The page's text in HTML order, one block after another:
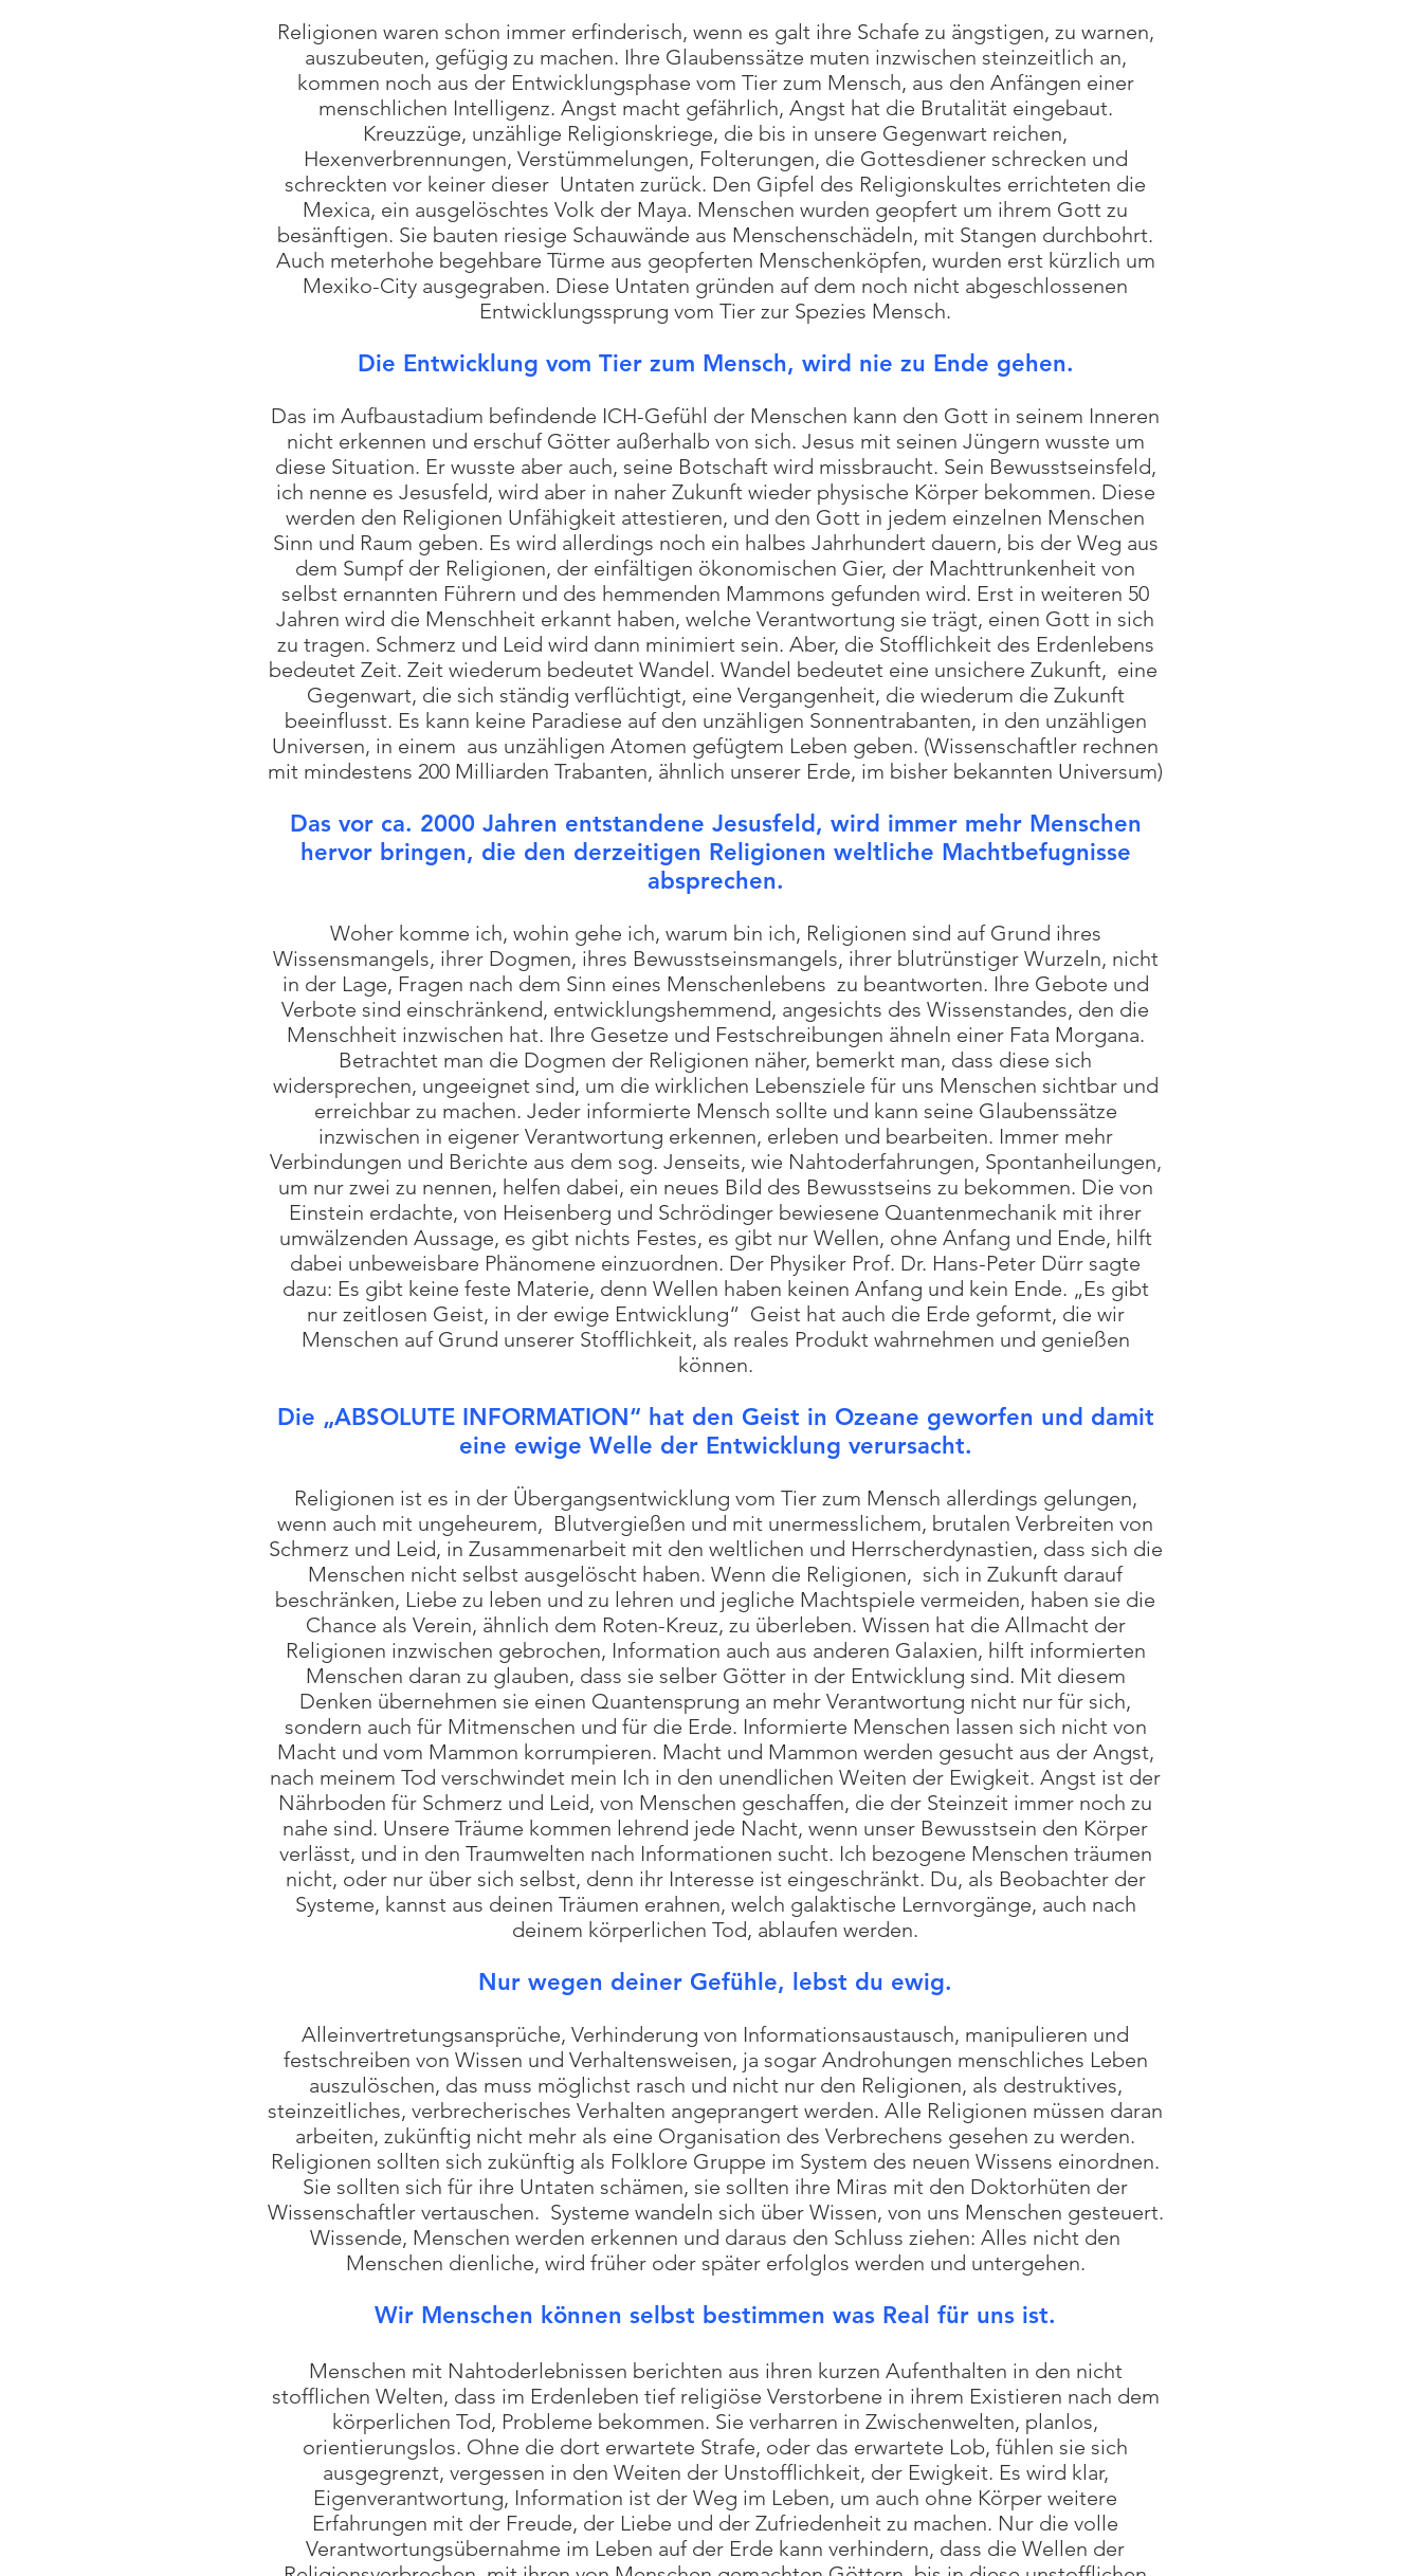
Religionen waren schon immer erfinderisch, wenn es galt ihre Schafe zu ängstigen, zu warnen,
auszubeuten, gefügig zu machen. Ihre Glaubenssätze muten inzwischen steinzeitlich an,
kommen noch aus der Entwicklungsphase vom Tier zum Mensch, aus den Anfängen einer
menschlichen Intelligenz. Angst macht gefährlich, Angst hat die Brutalität eingebaut.
Kreuzzüge, unzählige Religionskriege, die bis in unsere Gegenwart reichen,
Hexenverbrennungen, Verstümmelungen, Folterungen, die Gottesdiener schrecken und
schreckten vor keiner dieser Untaten zurück. Den Gipfel des Religionskultes errichteten die
Mexica, ein ausgelöschtes Volk der Maya. Menschen wurden geopfert um ihrem Gott zu
besänftigen. Sie bauten riesige Schauwände aus Menschenschädeln, mit Stangen durchbohrt.
Auch meterhohe begehbare Türme aus geopferten Menschenköpfen, wurden erst kürzlich um
Mexiko-City ausgegraben. Diese Untaten gründen auf dem noch nicht abgeschlossenen
Entwicklungssprung vom Tier zur Spezies Mensch.
Die Entwicklung vom Tier zum Mensch, wird nie zu Ende gehen.
Das im Aufbaustadium befindende ICH-Gefühl der Menschen kann den Gott in seinem Inneren
nicht erkennen und erschuf Götter außerhalb von sich. Jesus mit seinen Jüngern wusste um
diese Situation. Er wusste aber auch, seine Botschaft wird missbraucht. Sein Bewusstseinsfeld,
ich nenne es Jesusfeld, wird aber in naher Zukunft wieder physische Körper bekommen. Diese
werden den Religionen Unfähigkeit attestieren, und den Gott in jedem einzelnen Menschen
Sinn und Raum geben. Es wird allerdings noch ein halbes Jahrhundert dauern, bis der Weg aus
dem Sumpf der Religionen, der einfältigen ökonomischen Gier, der Machttrunkenheit von
selbst ernannten Führern und des hemmenden Mammons gefunden wird. Erst in weiteren 50
Jahren wird die Menschheit erkannt haben, welche Verantwortung sie trägt, einen Gott in sich
zu tragen. Schmerz und Leid wird dann minimiert sein. Aber, die Stofflichkeit des Erdenlebens
bedeutet Zeit. Zeit wiederum bedeutet Wandel. Wandel bedeutet eine unsichere Zukunft, eine
Gegenwart, die sich ständig verflüchtigt, eine Vergangenheit, die wiederum die Zukunft
beeinflusst. Es kann keine Paradiese auf den unzähligen Sonnentrabanten, in den unzähligen
Universen, in einem aus unzähligen Atomen gefügtem Leben geben. (Wissenschaftler rechnen
mit mindestens 200 Milliarden Trabanten, ähnlich unserer Erde, im bisher bekannten Universum)
Das vor ca. 2000 Jahren entstandene Jesusfeld, wird immer mehr Menschen
hervor bringen, die den derzeitigen Religionen weltliche Machtbefugnisse
absprechen.
Woher komme ich, wohin gehe ich, warum bin ich, Religionen sind auf Grund ihres
Wissensmangels, ihrer Dogmen, ihres Bewusstseinsmangels, ihrer blutrünstiger Wurzeln, nicht
in der Lage, Fragen nach dem Sinn eines Menschenlebens zu beantworten. Ihre Gebote und
Verbote sind einschränkend, entwicklungshemmend, angesichts des Wissenstandes, den die
Menschheit inzwischen hat. Ihre Gesetze und Festschreibungen ähneln einer Fata Morgana.
Betrachtet man die Dogmen der Religionen näher, bemerkt man, dass diese sich
widersprechen, ungeeignet sind, um die wirklichen Lebensziele für uns Menschen sichtbar und
erreichbar zu machen. Jeder informierte Mensch sollte und kann seine Glaubenssätze
inzwischen in eigener Verantwortung erkennen, erleben und bearbeiten. Immer mehr
Verbindungen und Berichte aus dem sog. Jenseits, wie Nahtoderfahrungen, Spontanheilungen,
um nur zwei zu nennen, helfen dabei, ein neues Bild des Bewusstseins zu bekommen. Die von
Einstein erdachte, von Heisenberg und Schrödinger bewiesene Quantenmechanik mit ihrer
umwälzenden Aussage, es gibt nichts Festes, es gibt nur Wellen, ohne Anfang und Ende, hilft
dabei unbeweisbare Phänomene einzuordnen. Der Physiker Prof. Dr. Hans-Peter Dürr sagte
dazu: Es gibt keine feste Materie, denn Wellen haben keinen Anfang und kein Ende. „Es gibt
nur zeitlosen Geist, in der ewige Entwicklung“ Geist hat auch die Erde geformt, die wir
Menschen auf Grund unserer Stofflichkeit, als reales Produkt wahrnehmen und genießen
können.
Die „ABSOLUTE INFORMATION“ hat den Geist in Ozeane geworfen und damit
eine ewige Welle der Entwicklung verursacht.
Religionen ist es in der Übergangsentwicklung vom Tier zum Mensch allerdings gelungen,
wenn auch mit ungeheurem, Blutvergießen und mit unermesslichem, brutalen Verbreiten von
Schmerz und Leid, in Zusammenarbeit mit den weltlichen und Herrscherdynastien, dass sich die
Menschen nicht selbst ausgelöscht haben. Wenn die Religionen, sich in Zukunft darauf
beschränken, Liebe zu leben und zu lehren und jegliche Machtspiele vermeiden, haben sie die
Chance als Verein, ähnlich dem Roten-Kreuz, zu überleben. Wissen hat die Allmacht der
Religionen inzwischen gebrochen, Information auch aus anderen Galaxien, hilft informierten
Menschen daran zu glauben, dass sie selber Götter in der Entwicklung sind. Mit diesem
Denken übernehmen sie einen Quantensprung an mehr Verantwortung nicht nur für sich,
sondern auch für Mitmenschen und für die Erde. Informierte Menschen lassen sich nicht von
Macht und vom Mammon korrumpieren. Macht und Mammon werden gesucht aus der Angst,
nach meinem Tod verschwindet mein Ich in den unendlichen Weiten der Ewigkeit. Angst ist der
Nährboden für Schmerz und Leid, von Menschen geschaffen, die der Steinzeit immer noch zu
nahe sind. Unsere Träume kommen lehrend jede Nacht, wenn unser Bewusstsein den Körper
verlässt, und in den Traumwelten nach Informationen sucht. Ich bezogene Menschen träumen
nicht, oder nur über sich selbst, denn ihr Interesse ist eingeschränkt. Du, als Beobachter der
Systeme, kannst aus deinen Träumen erahnen, welch galaktische Lernvorgänge, auch nach
deinem körperlichen Tod, ablaufen werden.
Nur wegen deiner Gefühle, lebst du ewig.
Alleinvertretungsansprüche, Verhinderung von Informationsaustausch, manipulieren und
festschreiben von Wissen und Verhaltensweisen, ja sogar Androhungen menschliches Leben
auszulöschen, das muss möglichst rasch und nicht nur den Religionen, als destruktives,
steinzeitliches, verbrecherisches Verhalten angeprangert werden. Alle Religionen müssen daran
arbeiten, zukünftig nicht mehr als eine Organisation des Verbrechens gesehen zu werden.
Religionen sollten sich zukünftig als Folklore Gruppe im System des neuen Wissens einordnen.
Sie sollten sich für ihre Untaten schämen, sie sollten ihre Miras mit den Doktorhüten der
Wissenschaftler vertauschen. Systeme wandeln sich über Wissen, von uns Menschen gesteuert.
Wissende, Menschen werden erkennen und daraus den Schluss ziehen: Alles nicht den
Menschen dienliche, wird früher oder später erfolglos werden und untergehen.
Wir Menschen können selbst bestimmen was Real für uns ist.
Menschen mit Nahtoderlebnissen berichten aus ihren kurzen Aufenthalten in den nicht
stofflichen Welten, dass im Erdenleben tief religiöse Verstorbene in ihrem Existieren nach dem
körperlichen Tod, Probleme bekommen. Sie verharren in Zwischenwelten, planlos,
orientierungslos. Ohne die dort erwartete Strafe, oder das erwartete Lob, fühlen sie sich
ausgegrenzt, vergessen in den Weiten der Unstofflichkeit, der Ewigkeit. Es wird klar,
Eigenverantwortung, Information ist der Weg im Leben, um auch ohne Körper weitere
Erfahrungen mit der Freude, der Liebe und der Zufriedenheit zu machen. Nur die volle
Verantwortungsübernahme im Leben auf der Erde kann verhindern, dass die Wellen der